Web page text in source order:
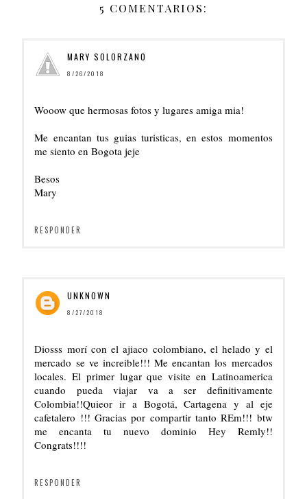
5 COMENTARIOS:
MARY SOLORZANO
8/26/2018
Wooow que hermosas fotos y lugares amiga mia!
Me encantan tus guias turisticas, en estos momentos
me siento en Bogota jeje
Besos
Mary
RESPONDER
UNKNOWN
8/27/2018
Diosss morí con el ajiaco colombiano, el helado y el
mercado se ve increible!!! Me encantan los mercados
locales. El primer lugar que visite en Latinoamerica
cuando pueda viajar va a ser definitivamente
Colombia!!Quieor ir a Bogotá, Cartagena y al eje
cafetalero !!! Gracias por compartir tanto REm!!! btw
me encanta tu nuevo dominio Hey Remly!!
Congrats!!!!
RESPONDER